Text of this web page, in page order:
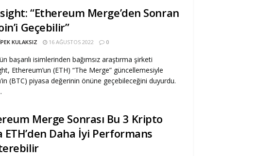
“Ethereum Merge’den Sonran
Geçebilir”
İPEK KULAKSIZ 16 AĞUSTOS 2022 0
başarılı isimlerinden bağımsız araştırma şirketi
Ethereum’un (ETH) “The Merge” güncellemesiyle
(BTC) piyasa değerinin önüne geçebileceğini duyurdu.
Merge Sonrası Bu 3 Kripto
ETH’den Daha İyi Performans